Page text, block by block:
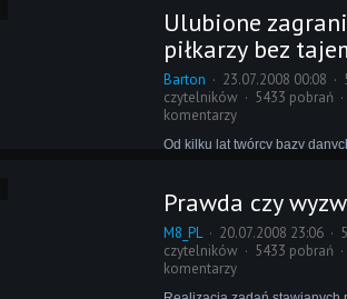
ilości statystyk menedżera?
Ulubione
piłkarzy bez
Barton 23.07.2008 00:08
czytelników
5433 pobrań
komentarzy
Od kilku lat twórcy bazy
które są dla nich
rzeczywistości. Niestety,
funkcjonalnością tej opcji, jak
Prawda czy
M8_PL 20.07.2008 23:06
czytelników
5433 pobrań
komentarzy